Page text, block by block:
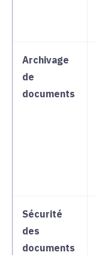
Archivage
de
documents
Sécurité
des
documents